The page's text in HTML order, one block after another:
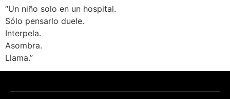
“Un niño solo en un hospital.
Sólo pensarlo duele.
Interpela.
Asombra.
Llama.”